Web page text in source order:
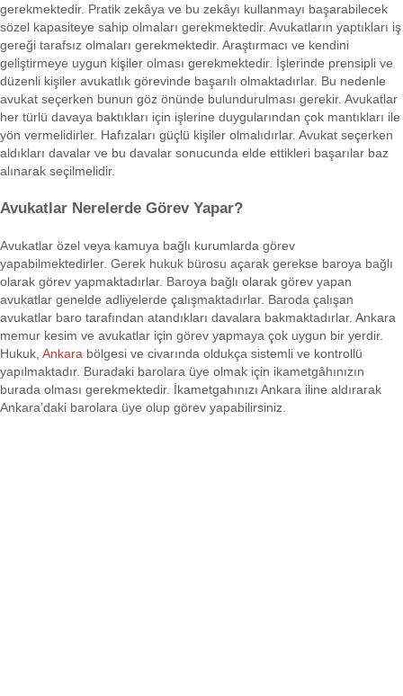
gerekmektedir. Pratik zekâya ve bu zekâyı kullanmayı başarabilecek
sözel kapasiteye sahip olmaları gerekmektedir. Avukatların yaptıkları iş
gereği tarafsız olmaları gerekmektedir. Araştırmacı ve kendini
geliştirmeye uygun kişiler olması gerekmektedir. İşlerinde prensipli ve
düzenli kişiler avukatlık görevinde başarılı olmaktadırlar. Bu nedenle
avukat seçerken bunun göz önünde bulundurulması gerekir. Avukatlar
her türlü davaya baktıkları için işlerine duygularından çok mantıkları ile
yön vermelidirler. Hafızaları güçlü kişiler olmalıdırlar. Avukat seçerken
aldıkları davalar ve bu davalar sonucunda elde ettikleri başarılar baz
alınarak seçilmelidir.
Avukatlar Nerelerde Görev Yapar?
Avukatlar özel veya kamuya bağlı kurumlarda görev
yapabilmektedirler. Gerek hukuk bürosu açarak gerekse baroya bağlı
olarak görev yapmaktadırlar. Baroya bağlı olarak görev yapan
avukatlar genelde adliyelerde çalışmaktadırlar. Baroda çalışan
avukatlar baro tarafından atandıkları davalara bakmaktadırlar. Ankara
memur kesim ve avukatlar için görev yapmaya çok uygun bir yerdir.
Hukuk, Ankara bölgesi ve civarında oldukça sistemli ve kontrollü
yapılmaktadır. Buradaki barolara üye olmak için ikametgâhınızın
burada olması gerekmektedir. İkametgahınızı Ankara iline aldırarak
Ankara’daki barolara üye olup görev yapabilirsiniz.